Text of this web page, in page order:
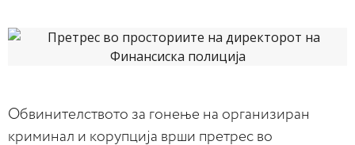
Обвинителството за гонење на организиран
криминал и корупција врши претрес во